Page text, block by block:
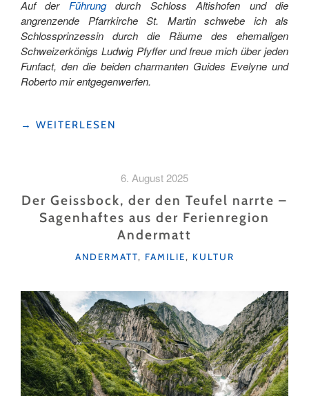
Auf der Führungdurch Schloss Altishofen und die
angrenzende Pfarrkirche St. Martin schwebe ich als
Schlossprinzessin durch die Räume des ehemaligen
Schweizerkönigs Ludwig Pfyffer und freue mich über jeden
Funfact, den die beiden charmanten Guides Evelyne und
Roberto mir entgegenwerfen.
"HOMESTORY
→ WEITERLESEN
6. August 2025
Der Geissbock, der den Teufel narrte –
Sagenhaftes aus der Ferienregion
Andermatt
KATEGORIEN
ANDERMATT, FAMILIE, KULTUR